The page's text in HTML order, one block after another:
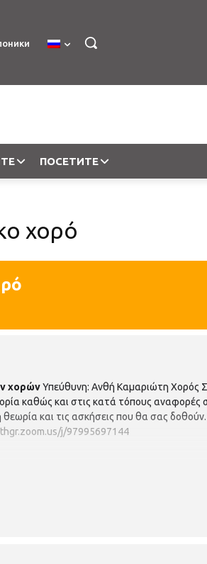
ПОСЕТИТЕ
χορό
χορώνΥπεύθυνη: Ανθή Καμαριώτη Χορός
καθώς και στις κατά τόπους αναφορές
και τις ασκήσεις που θα σας
j/97995697144